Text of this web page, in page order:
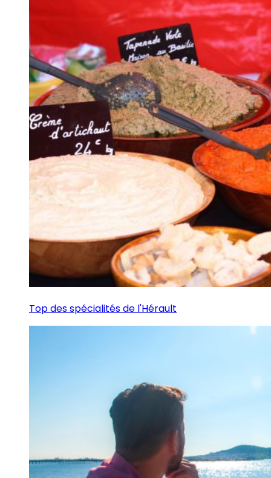
Top des spécialités de l'Hérault